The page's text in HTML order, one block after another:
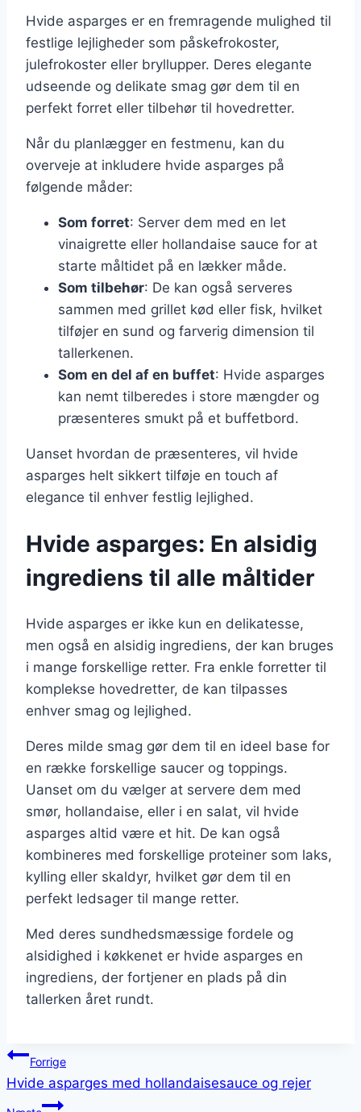
Hvide asparges er en fremragende mulighed til
festlige lejligheder som påskefrokoster,
julefrokoster eller bryllupper. Deres elegante
udseende og delikate smag gør dem til en
perfekt forret eller tilbehør til hovedretter.
Når du planlægger en festmenu, kan du
overveje at inkludere hvide asparges på
følgende måder:
Som forret: Server dem med en let
vinaigrette eller hollandaise sauce for at
starte måltidet på en lækker måde.
Som tilbehør: De kan også serveres
sammen med grillet kød eller fisk, hvilket
tilføjer en sund og farverig dimension til
tallerkenen.
Som en del af en buffet: Hvide asparges
kan nemt tilberedes i store mængder og
præsenteres smukt på et buffetbord.
Uanset hvordan de præsenteres, vil hvide
asparges helt sikkert tilføje en touch af
elegance til enhver festlig lejlighed.
Hvide asparges: En alsidig
ingrediens til alle måltider
Hvide asparges er ikke kun en delikatesse,
men også en alsidig ingrediens, der kan bruges
i mange forskellige retter. Fra enkle forretter til
komplekse hovedretter, de kan tilpasses
enhver smag og lejlighed.
Deres milde smag gør dem til en ideel base for
en række forskellige saucer og toppings.
Uanset om du vælger at servere dem med
smør, hollandaise, eller i en salat, vil hvide
asparges altid være et hit. De kan også
kombineres med forskellige proteiner som laks,
kylling eller skaldyr, hvilket gør dem til en
perfekt ledsager til mange retter.
Med deres sundhedsmæssige fordele og
alsidighed i køkkenet er hvide asparges en
ingrediens, der fortjener en plads på din
tallerken året rundt.
Indlægsnavigation
Forrige
Hvide asparges med hollandaisesauce og rejer